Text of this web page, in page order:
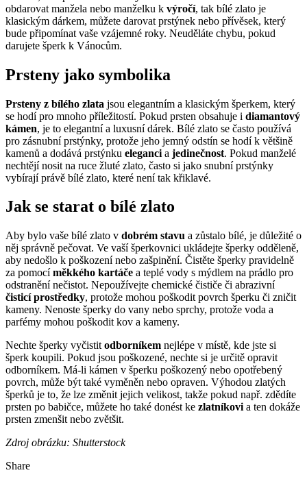
Nemáte rádi stříbro, aležlutézlato se vám nel íbí?Řešením je
bílézlato, kteréje slitinou zlata s dalším bílým kovem. Z bílého
zlata se dělají moderní a elegantní šperky.
zdobené diamanty nebo jinými drahými kameny. Existuje široká
škálašperk ů z bílé ho zlata, odnáušnice bílé zlato, po jemné
náhrdelníky a až po složitější prsteny a náramky. Tyto šperky jsou
vyhledávány kespeciálním příležitostem, svatbám a dalším
formálním příležitostem. Bílé zlato se samozřejmě také často nosí
jako každodenní doplněk. Bílé zlato je odolné proti zkroucení a
změně barvy, takže se jedná o dlouhodobou a trvalou investici.
Šperky z bílého zlata jako dárek
Šperky z bílého zlata jsou vynikající volbou jakodárek pro různé
příležitosti. Některé možnosti, jak šperk z bílého zlata můžete
darovat, je např. jako svatební dar. Může se jednat o symbolické
prstýnky nebo přívěsky. Bílé zlato je elegantním dárkempro
novomanžele či jako dárek k narozeninám. Bílé zlato je univerzální,
takže se hodí pro jakoukoliv věkovou skupinu. Šperky z bílého
zlata, jako jsounáušnice neboprstýnky, jsou skvělým dárkem pro
někoho, kdo právě dokončilvysokou školu
klasickým dárkem, můžete darovat prstýnek nebo přívěsek, který
bude připomínat vaše vzájemné roky. Neuděláte chybu, pokud
darujete šperk k Vánocům.
Prsteny jako symbolika
Prsteny z bíl
se hodí pro mnoho příležitostí. Pokud prsten obsahuje i
pro zásnubní prstýnky, protože jeho jemný odstín se hodí k většině